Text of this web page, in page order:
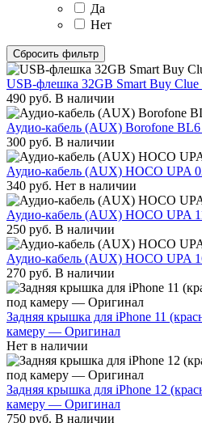
Да
Нет
Сбросить фильтр
USB-флешка 32GB Smart Buy Clue
490 руб. В наличии
Аудио-кабель (AUX) Borofone
300 руб. В наличии
Аудио-кабель (AUX) HOCO UPA
340 руб. Нет в наличии
Аудио-кабель (AUX) HOCO UPA
250 руб. В наличии
Аудио-кабель (AUX) HOCO UPA
270 руб. В наличии
Задняя крышка для iPhone 11
камеру — Оригинал
Нет в наличии
Задняя крышка для iPhone 12
камеру — Оригинал
750 руб. В наличии